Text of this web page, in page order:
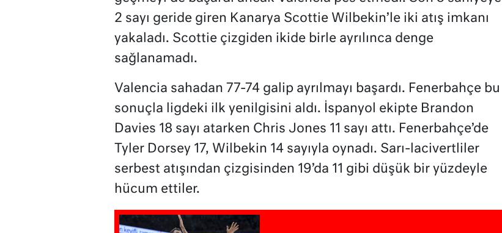
2 sayı geride giren Kanarya Scottie Wilbekin’le iki atış imkanı
yakaladı. Scottie çizgiden ikide birle ayrılınca denge
sağlanamadı.
Valencia sahadan 77-74 galip ayrılmayı başardı. Fenerbahçe bu
sonuçla ligdeki ilk yenilgisini aldı. İspanyol ekipte Brandon
Davies 18 sayı atarken Chris Jones 11 sayı attı. Fenerbahçe’de
Tyler Dorsey 17, Wilbekin 14 sayıyla oynadı. Sarı-lacivertliler
serbest atışından çizgisinden 19’da 11 gibi düşük bir yüzdeyle
hücum ettiler.